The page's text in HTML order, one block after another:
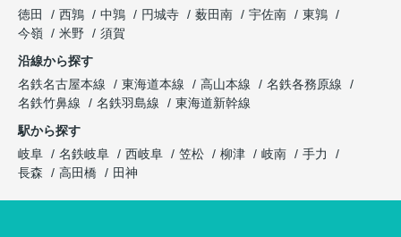
徳田
西鶉 中鶉 円城寺 薮田南 宇佐南
東鶉
今嶺
米野
須賀
沿線から探す
名鉄名古屋本線
東海道本線 高山本線
名鉄各務原線
名鉄竹鼻線
名鉄羽島線
東海道新幹線
駅から探す
岐阜
名鉄岐阜 西岐阜 笠松 柳津 岐南
手力
長森
高田橋 田神